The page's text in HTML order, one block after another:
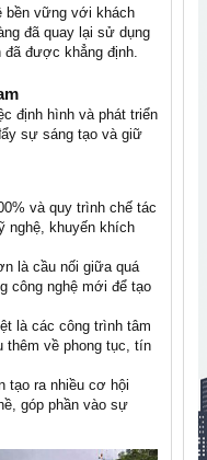
bền vững với khách
đã quay lại sử dụng
được khẳng định.
định hình và phát triển
sự sáng tạo và giữ
và quy trình chế tác
nghệ, khuyến khích
là cầu nối giữa quá
công nghệ mới để tạo
là các công trình tâm
thêm về phong tục, tín
tạo ra nhiều cơ hội
góp phần vào sự